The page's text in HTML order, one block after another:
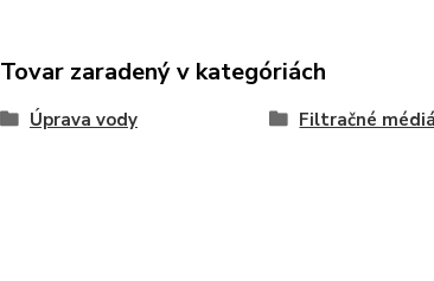
Tovar zaradený v kategóriách
Úprava vody Filtračné médiá